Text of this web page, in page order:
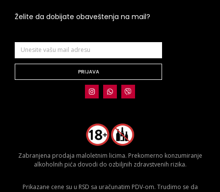
Želite da dobijate obaveštenja na mail?
PRIJAVA
Zabranjena prodaja maloletnim licima. Prekomerno konzumiranje
alkoholnih pića dovodi do ozbiljnih zdravstvenih rizika.
Prikazane cene su u RSD sa uračunatim PDV-om. Trudimo se da